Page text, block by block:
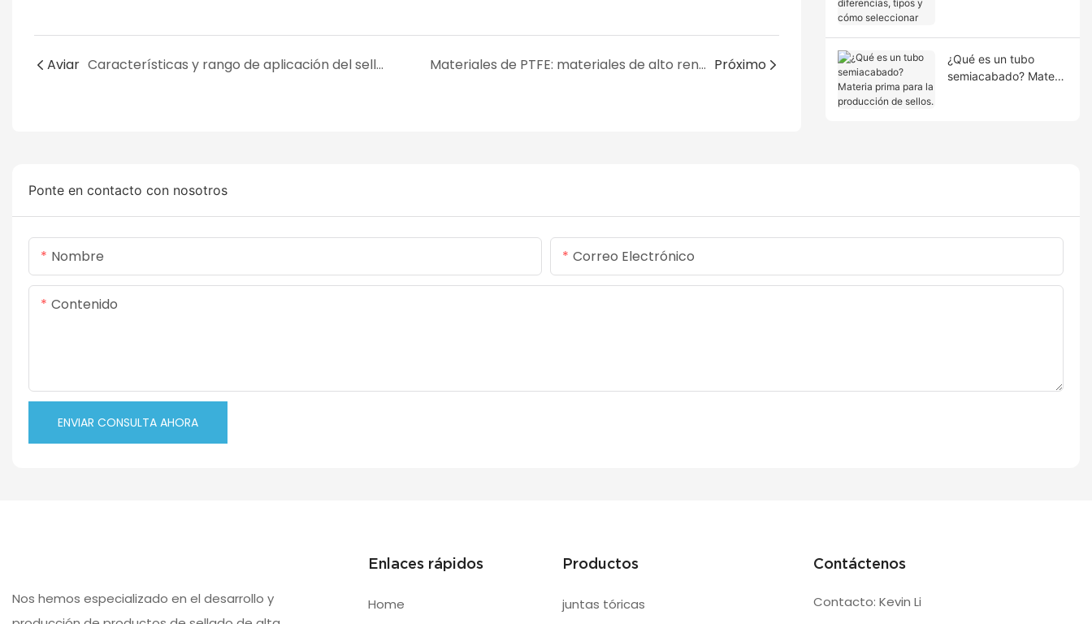
Aviar Características y rango de aplicación del sello de tapón de cárter para eje reforzado Materiales de PTFE: materiales de alto rendimiento para aplicaciones multifuncionales Próximo
¿Qué es un tubo
semiacabado? Materia
Ponte en contacto con nosotros
Nombre Correo Electrónico
Contenido
ENVIAR CONSULTA AHORA
Nos hemos especializado en el desarrollo y
Enlaces rápidos
Home
Productos
juntas tóricas
Contáctenos
Contacto: Kevin Li